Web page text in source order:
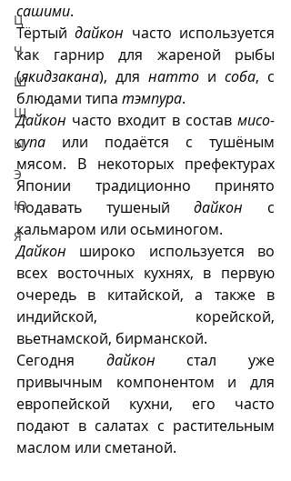
Ц
Ч
Ш
Щ
Ы
Э
Ю
Я
сашими.
Тёртый дайкон часто используется
как гарнир для жареной рыбы
(якидзакана), для натто и соба, с
блюдами типа тэмпура.
Дайкон часто входит в состав мисо-
супа или подаётся с тушёным
мясом. В некоторых префектурах
Японии традиционно принято
подавать тушеный дайкон с
кальмаром или осьминогом.
Дайкон широко используется во
всех восточных кухнях, в первую
очередь в китайской, а также в
индийской, корейской,
вьетнамской, бирманской.
Сегодня дайкон стал уже
привычным компонентом и для
европейской кухни, его часто
подают в салатах с растительным
маслом или сметаной.